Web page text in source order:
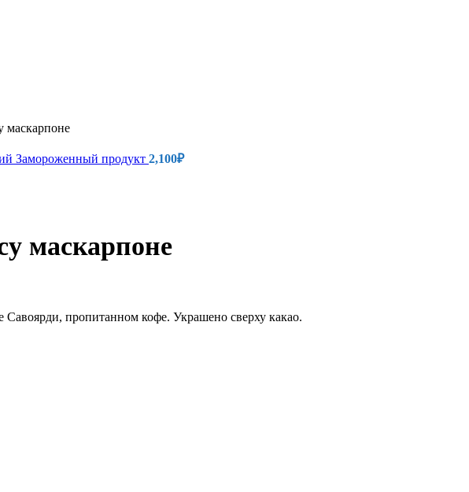
маскарпоне
Замороженный продукт 2,100₽
маскарпоне
Савоярди, пропитанном кофе. Украшено сверху какао.